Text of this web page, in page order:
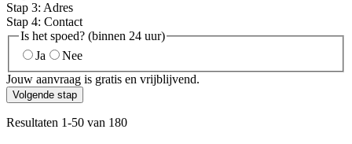
Stap 3: Adres
Stap 4: Contact
Is het spoed? (binnen 24 uur)
Ja
Nee
Jouw aanvraag is gratis en vrijblijvend.
Volgende stap
Resultaten 1-50 van 180